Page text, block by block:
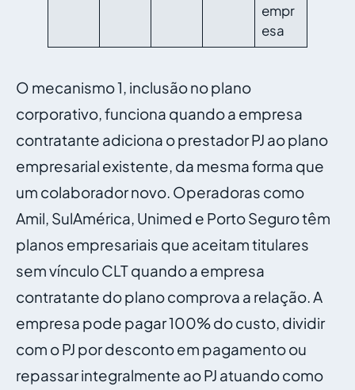
empr
esa
O mecanismo 1, inclusão no plano
corporativo, funciona quando a empresa
contratante adiciona o prestador PJ ao plano
empresarial existente, da mesma forma que
um colaborador novo. Operadoras como
Amil, SulAmérica, Unimed e Porto Seguro têm
planos empresariais que aceitam titulares
sem vínculo CLT quando a empresa
contratante do plano comprova a relação. A
empresa pode pagar 100% do custo, dividir
com o PJ por desconto em pagamento ou
repassar integralmente ao PJ atuando como